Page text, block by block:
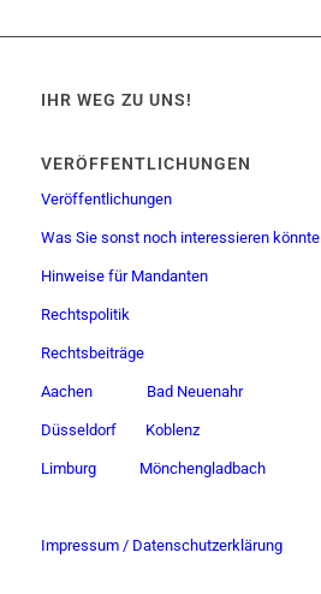
IHR WEG ZU UNS!
VERÖFFENTLICHUNGEN
Veröffentlichungen
Was Sie sonst noch interessieren könnte
Hinweise für Mandanten
Rechtspolitik
Rechtsbeiträge
Aachen Bad Neuenahr
Düsseldorf Koblenz
Limburg Mönchengladbach
Impressum / Datenschutzerklärung